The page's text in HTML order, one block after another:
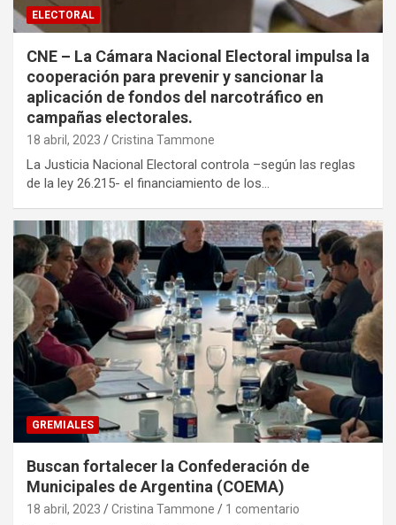
ELECTORAL
CNE – La Cámara Nacional Electoral impulsa la
cooperación para prevenir y sancionar la
aplicación de fondos del narcotráfico en
campañas electorales.
18 abril, 2023 Cristina Tammone
La Justicia Nacional Electoral controla –según las reglas
de la ley 26.215- el financiamiento de los…
GREMIALES
Buscan fortalecer la Confederación de
Municipales de Argentina (COEMA)
18 abril, 2023 Cristina Tammone 1 comentario